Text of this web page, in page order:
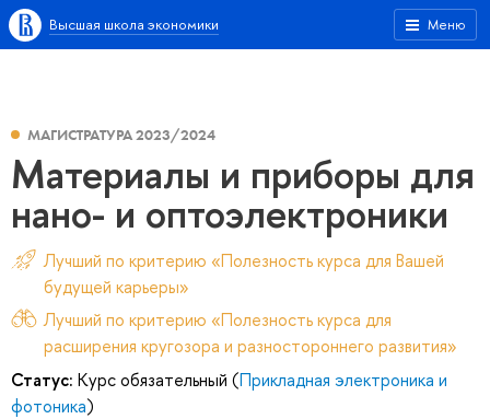
Меню
Высшая школа экономики
МАГИСТРАТУРА 2023/2024
Материалы и приборы для
нано- и оптоэлектроники
Лучший по критерию «Полезность курса для Вашей
будущей карьеры»
Лучший по критерию «Полезность курса для
расширения кругозора и разностороннего развития»
Статус: Курс обязательный (Прикладная электроника и
фотоника)